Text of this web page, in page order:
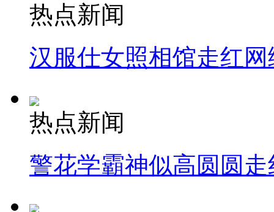
热点新闻
汉服仕女照相馆走红网
热点新闻
警花学霸神似高圆圆走